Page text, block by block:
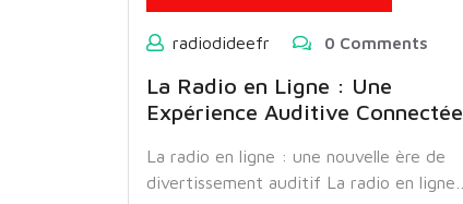
radiodideefr 0 Comments
La Radio en Ligne : Une
Expérience Auditive Connectée
La radio en ligne : une nouvelle ère de
divertissement auditif La radio en ligne…